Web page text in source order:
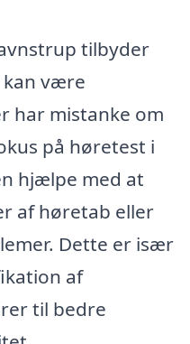
tilbyder
kan være
har mistanke om
på høretest i
hjælpe med at
af høretab eller
Dette er især
af
til bedre